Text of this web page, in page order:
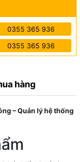
0355 365 936
0355 365 936
hàng
– Quản lý hệ thống